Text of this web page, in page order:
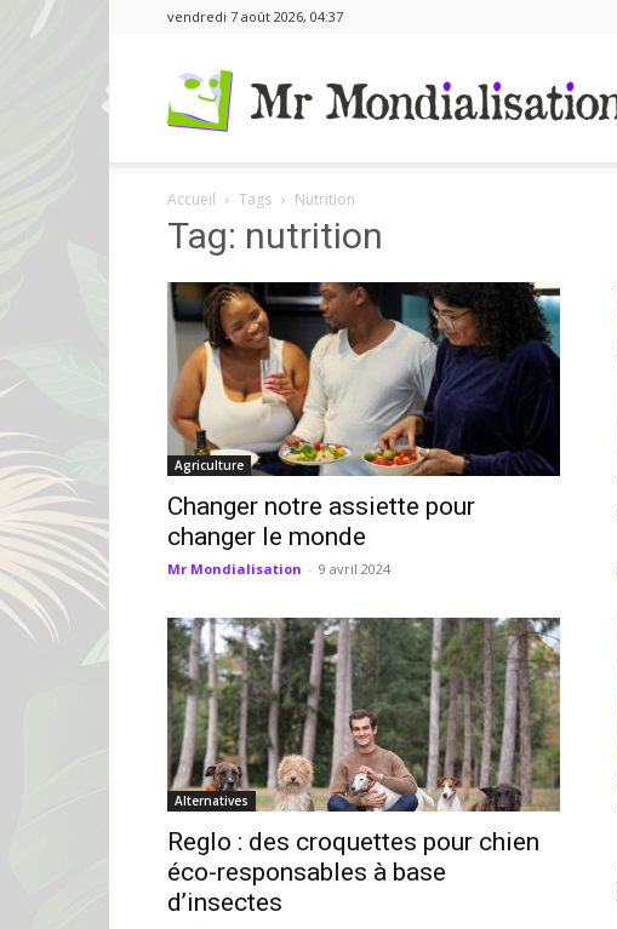
vendredi 7 août 2026, 04:37
Accueil Tags Nutrition
Tag: nutrition
Agriculture
Changer notre assiette pour
changer le monde
Mr Mondialisation - 9 avril 2024
Alternatives
Reglo : des croquettes pour chien
éco-responsables à base
d’insectes